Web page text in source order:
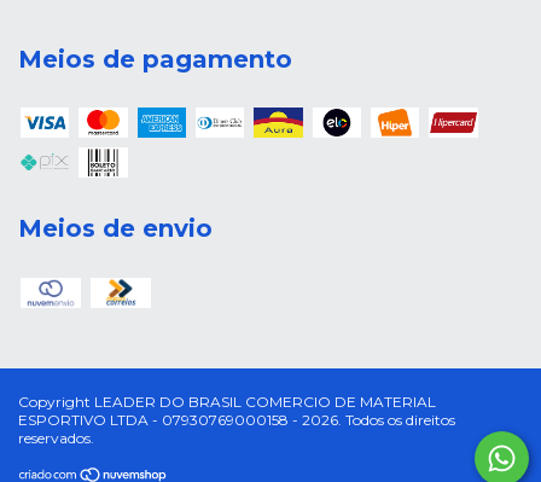
Meios de pagamento
Meios de envio
Copyright LEADER DO BRASIL COMERCIO DE MATERIAL
ESPORTIVO LTDA - 07930769000158 - 2026. Todos os direitos
reservados.